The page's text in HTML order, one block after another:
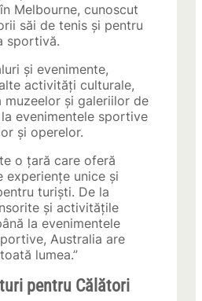
Melbourne, cunoscut
săi de tenis și pentru
sportivă.
și evenimente,
activități culturale,
și galeriilor de
evenimentele sportive
și operelor.
o țară care oferă
experiențe unice și
turiști. De la
și activitățile
la evenimentele
Australia are
lumea.”
pentru Călători